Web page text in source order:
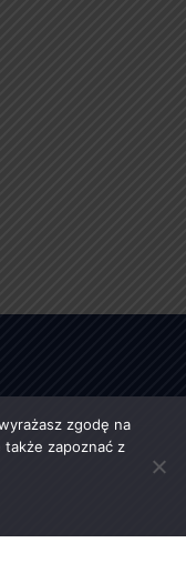
zgodę na
zapoznać z